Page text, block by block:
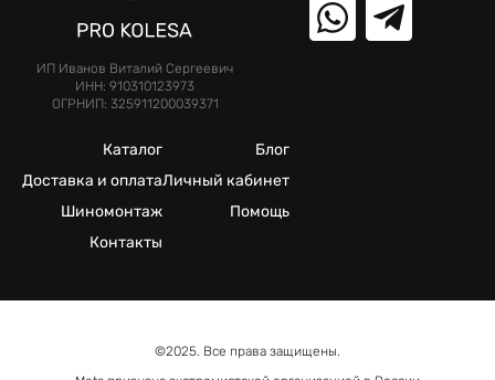
ИП Иванов Виталий Сергеевич
ИНН: 910310123973
ОГРНИП: 325911200039371
Каталог
Доставка и оплата
Шиномонтаж
Контакты
Блог
Личный кабинет
Помощь
©2025. Все права защищены.